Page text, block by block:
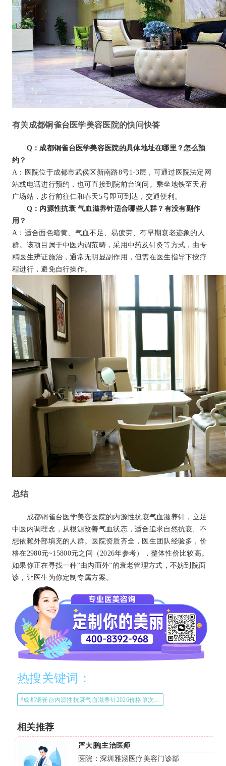
有关成都铜雀台医学美容医院的快问快答
Q：成都铜雀台医学美容医院的具体地址在哪里？怎么预
约？
A：医院位于成都市武侯区新南路8号1-3层，可通过医院法定网
站或电话进行预约，也可直接到院前台询问。乘坐地铁至天府
广场站，步行前往仁和春天5号即可到达，交通便利。
Q：内源性抗衰 气血滋养针适合哪些人群？有没有副作
用？
A：适合面色暗黄、气血不足、易疲劳、有早期衰老迹象的人
群。该项目属于中医内调范畴，采用中药及针灸等方式，由专
精医生辨证施治，通常无明显副作用，但需在医生指导下按疗
程进行，避免自行操作。
总结
成都铜雀台医学美容医院的内源性抗衰气血滋养针，立足
中医内调理念，从根源改善气血状态，适合追求自然抗衰、不
想依赖外部填充的人群。医院资质齐全，医生团队经验多，价
格在2980元~15800元之间（2026年参考），整体性价比较高。
如果你正在寻找一种“由内而外”的衰老管理方式，不妨到院面
诊，让医生为你定制专属方案。
热搜关键词：
#成都铜雀台内源性抗衰气血滋养针2026价格单次2980起疗程6980起#
相关推荐
李燕|
医院：长春嘉和整形外科医院